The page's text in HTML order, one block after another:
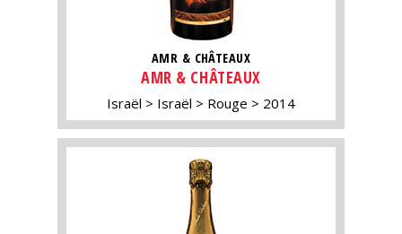
AMR & CHÂTEAUX
AMR & CHÂTEAUX
Israël Israël Rouge 2014